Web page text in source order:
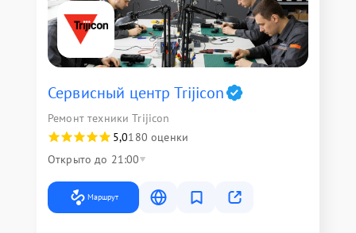
Сервисный центр Trijicon
Ремонт техники Trijicon
5,0180 оценки
Открыто до 21:00
Маршрут